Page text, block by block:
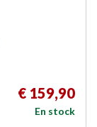
€ 159,90
En stock